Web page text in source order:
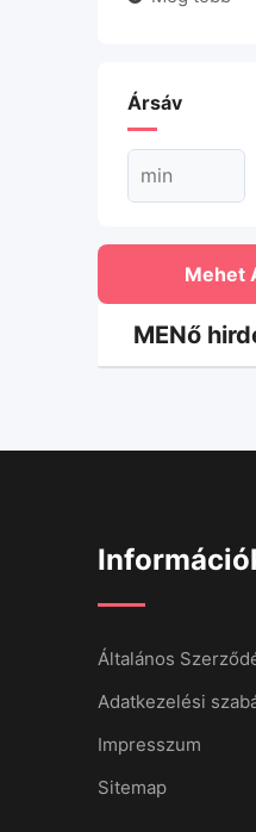
Ársáv
Mehet
MENő
Általános
Adatkezelési
Impresszum
Sitemap